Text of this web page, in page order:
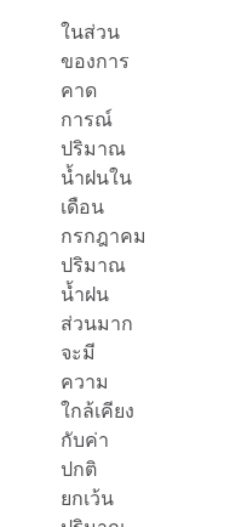
ในส่วน
ของการ
คาด
การณ์
ปริมาณ
น้ำฝนใน
เดือน
กรกฎาคม
ปริมาณ
น้ำฝน
ส่วนมาก
จะมี
ความ
ใกล้เคียง
กับค่า
ปกติ
ยกเว้น